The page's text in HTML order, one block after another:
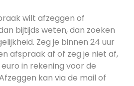
wilt afzeggen of
bijtijds weten, dan zoeken
Zeg je binnen 24 uur
afspraak af of zeg je niet af,
in rekening voor de
kan via de mail of